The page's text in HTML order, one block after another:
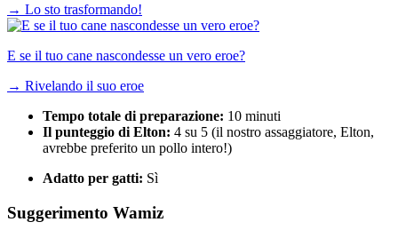
→ Lo sto trasformando!
E se il tuo cane nascondesse un vero eroe?
→ Rivelando il suo eroe
Tempo totale di preparazione: 10 minuti
Il punteggio di Elton: 4 su 5 (il nostro assaggiatore, Elton,
avrebbe preferito un pollo intero!)
Adatto per gatti: Sì
Suggerimento Wamiz